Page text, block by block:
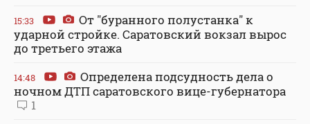
15:33
От "буранного полустанка" к
ударной стройке. Саратовский вокзал вырос
до третьего этажа
14:48
Определена подсудность дела о
ночном ДТП саратовского вице-губернатора
1